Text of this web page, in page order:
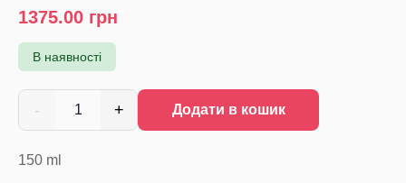
1375.00 грн
В наявності
- 1 + Додати в кошик
150 ml